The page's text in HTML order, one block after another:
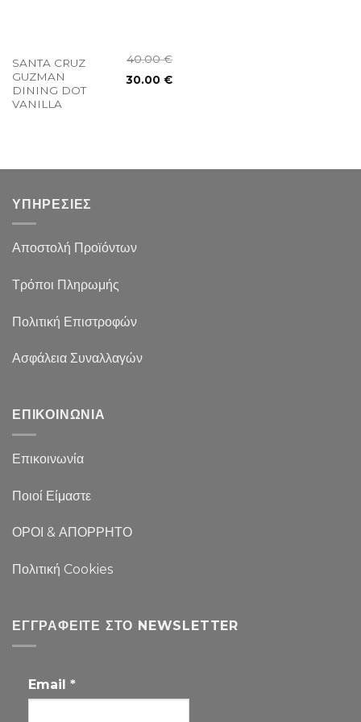
SANTA CRUZ
GUZMAN
DINING DOT
VANILLA
40.00€
30.00€
ΥΠΗΡΕΣΙΕΣ
Αποστολή Προϊόντων
Τρόποι Πληρωμής
Πολιτική Επιστροφών
Ασφάλεια Συναλλαγών
ΕΠΙΚΟΙΝΩΝΙΑ
Επικοινωνία
Ποιοί Είμαστε
ΟΡΟΙ & ΑΠΟΡΡΗΤΟ
Πολιτική Cookies
ΕΓΓΡΑΦΕΊΤΕ ΣΤΟ NEWSLETTER
Email *